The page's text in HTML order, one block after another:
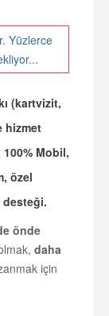
Yüzlerce
(kartvizit,
hizmet
100% Mobil,
özel
desteği.
önde
daha
için